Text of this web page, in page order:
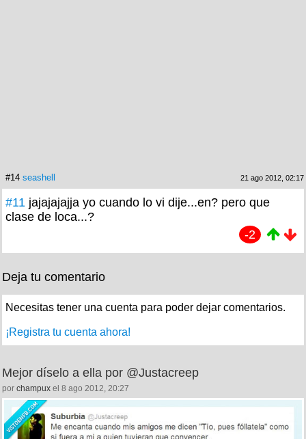
#14 seashell 21 ago 2012, 02:17
#11 jajajajajja yo cuando lo vi dije...en? pero que
clase de loca...?
-2
Deja tu comentario
Necesitas tener una cuenta para poder dejar comentarios.
¡Registra tu cuenta ahora!
Mejor díselo a ella por @Justacreep
por champux el 8 ago 2012, 20:27